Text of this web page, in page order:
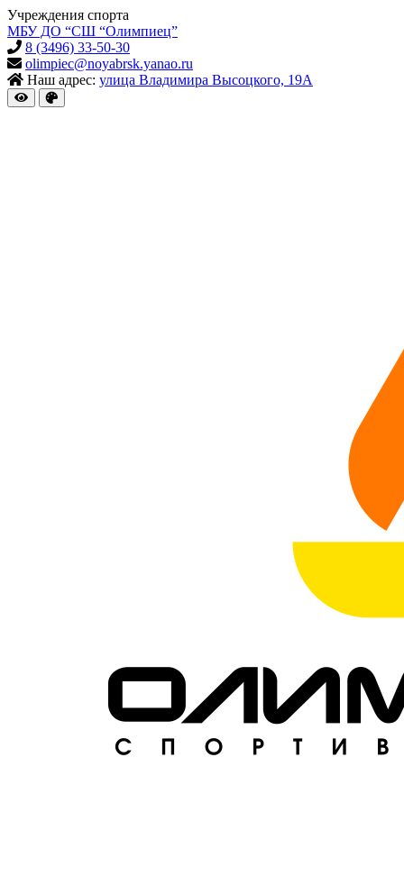
Учреждения спорта
МБУ ДО “СШ “Олимпиец”
8 (3496) 33-50-30
olimpiec@noyabrsk.yanao.ru
Наш адрес: улица Владимира Высоцкого, 19А